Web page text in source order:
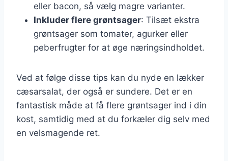
eller bacon, så vælg magre varianter.
Inkluder flere grøntsager: Tilsæt ekstra
grøntsager som tomater, agurker eller
peberfrugter for at øge næringsindholdet.
Ved at følge disse tips kan du nyde en lækker
cæsarsalat, der også er sundere. Det er en
fantastisk måde at få flere grøntsager ind i din
kost, samtidig med at du forkæler dig selv med
en velsmagende ret.